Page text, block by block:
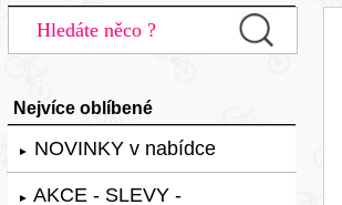
Nejvíce oblíbené
► NOVINKY v nabídce
► AKCE - SLEVY -